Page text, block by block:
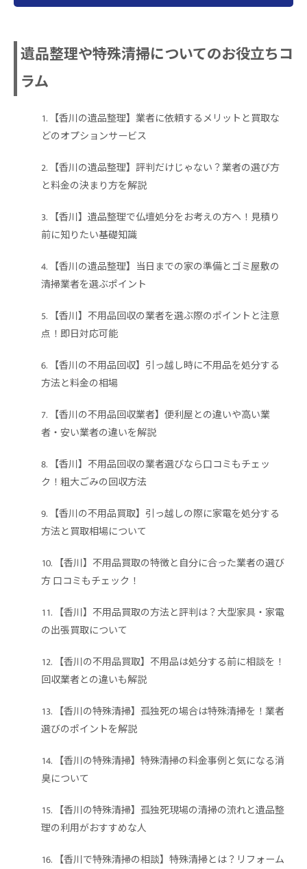
遺品整理や特殊清掃についてのお役立ちコ
ラム
【香川の遺品整理】業者に依頼するメリットと買取な
どのオプションサービス
【香川の遺品整理】評判だけじゃない？業者の選び方
と料金の決まり方を解説
【香川】遺品整理で仏壇処分をお考えの方へ！見積り
前に知りたい基礎知識
【香川の遺品整理】当日までの家の準備とゴミ屋敷の
清掃業者を選ぶポイント
【香川】不用品回収の業者を選ぶ際のポイントと注意
点！即日対応可能
【香川の不用品回収】引っ越し時に不用品を処分する
方法と料金の相場
【香川の不用品回収業者】便利屋との違いや高い業
者・安い業者の違いを解説
【香川】不用品回収の業者選びなら口コミもチェッ
ク！粗大ごみの回収方法
【香川の不用品買取】引っ越しの際に家電を処分する
方法と買取相場について
【香川】不用品買取の特徴と自分に合った業者の選び
方 口コミもチェック！
【香川】不用品買取の方法と評判は？大型家具・家電
の出張買取について
【香川の不用品買取】不用品は処分する前に相談を！
回収業者との違いも解説
【香川の特殊清掃】孤独死の場合は特殊清掃を！業者
選びのポイントを解説
【香川の特殊清掃】特殊清掃の料金事例と気になる消
臭について
【香川の特殊清掃】孤独死現場の清掃の流れと遺品整
理の利用がおすすめな人
【香川で特殊清掃の相談】特殊清掃とは？リフォーム